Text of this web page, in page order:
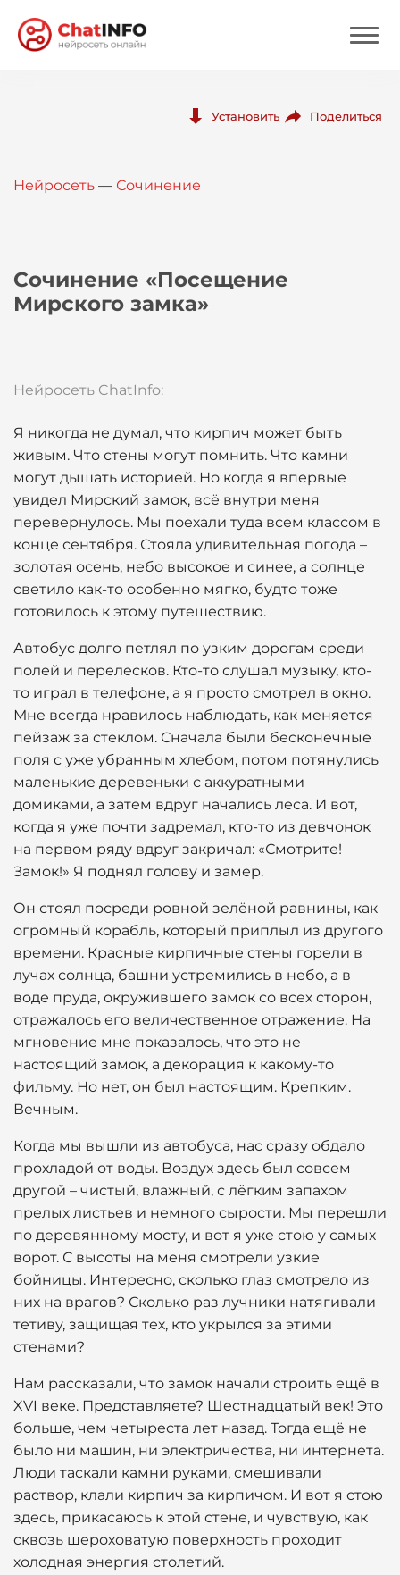
Вход
Установить Поделиться
Нейросеть — Сочинение
Сочинение «Посещение
Мирского замка»
Нейросеть ChatInfo:
Я никогда не думал, что кирпич может быть
живым. Что стены могут помнить. Что камни
могут дышать историей. Но когда я впервые
увидел Мирский замок, всё внутри меня
перевернулось. Мы поехали туда всем классом в
конце сентября. Стояла удивительная погода –
золотая осень, небо высокое и синее, а солнце
светило как-то особенно мягко, будто тоже
готовилось к этому путешествию.
Автобус долго петлял по узким дорогам среди
полей и перелесков. Кто-то слушал музыку, кто-
то играл в телефоне, а я просто смотрел в окно.
Мне всегда нравилось наблюдать, как меняется
пейзаж за стеклом. Сначала были бесконечные
поля с уже убранным хлебом, потом потянулись
маленькие деревеньки с аккуратными
домиками, а затем вдруг начались леса. И вот,
когда я уже почти задремал, кто-то из девчонок
на первом ряду вдруг закричал: «Смотрите!
Замок!» Я поднял голову и замер.
Он стоял посреди ровной зелёной равнины, как
огромный корабль, который приплыл из другого
времени. Красные кирпичные стены горели в
лучах солнца, башни устремились в небо, а в
воде пруда, окружившего замок со всех сторон,
отражалось его величественное отражение. На
мгновение мне показалось, что это не
настоящий замок, а декорация к какому-то
фильму. Но нет, он был настоящим. Крепким.
Вечным.
Когда мы вышли из автобуса, нас сразу обдало
прохладой от воды. Воздух здесь был совсем
другой – чистый, влажный, с лёгким запахом
прелых листьев и немного сырости. Мы перешли
по деревянному мосту, и вот я уже стою у самых
ворот. С высоты на меня смотрели узкие
бойницы. Интересно, сколько глаз смотрело из
них на врагов? Сколько раз лучники натягивали
тетиву, защищая тех, кто укрылся за этими
стенами?
Нам рассказали, что замок начали строить ещё в
XVI веке. Представляете? Шестнадцатый век! Это
больше, чем четыреста лет назад. Тогда ещё не
было ни машин, ни электричества, ни интернета.
Люди таскали камни руками, смешивали
раствор, клали кирпич за кирпичом. И вот я стою
здесь, прикасаюсь к этой стене, и чувствую, как
сквозь шероховатую поверхность проходит
холодная энергия столетий.